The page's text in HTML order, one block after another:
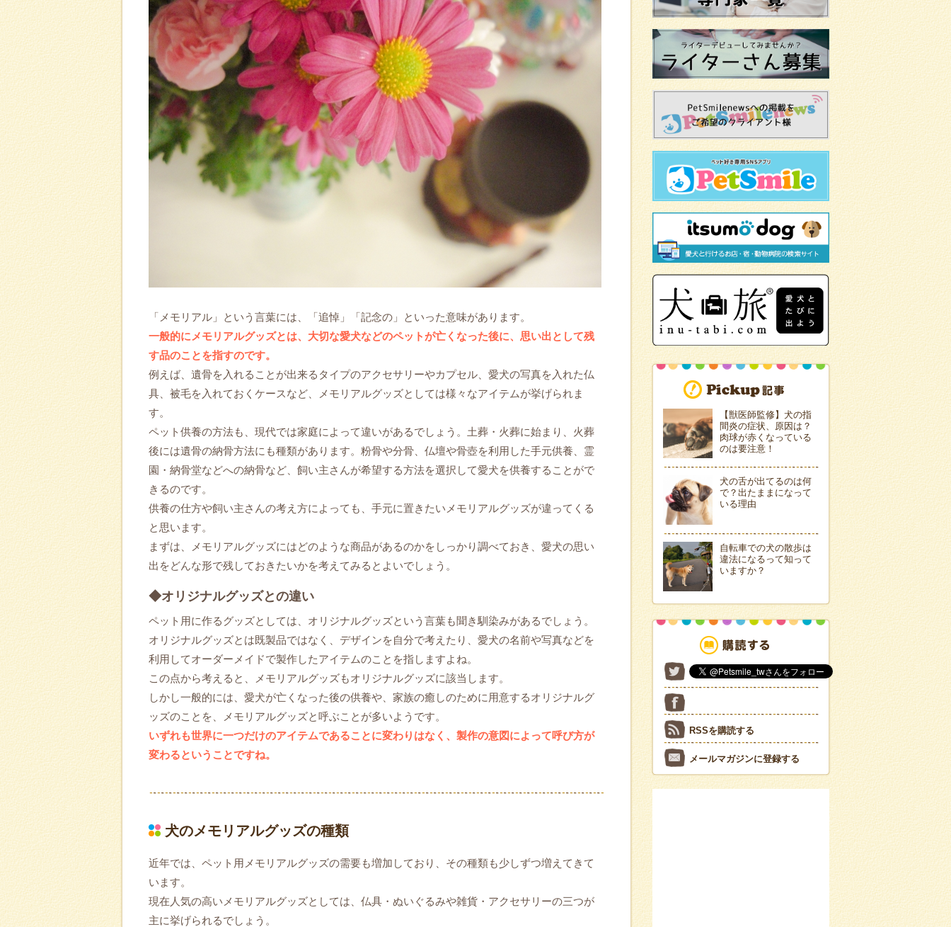
「メモリアル」という言葉には、「追悼」「記念の」といった意味があります。
一般的にメモリアルグッズとは、大切な愛犬などのペットが亡くなった後に、思い出として残
す品のことを指すのです。
例えば、遺骨を入れることが出来るタイプのアクセサリーやカプセル、愛犬の写真を入れた仏
具、被毛を入れておくケースなど、メモリアルグッズとしては様々なアイテムが挙げられま
す。
ペット供養の方法も、現代では家庭によって違いがあるでしょう。土葬・火葬に始まり、火葬
後には遺骨の納骨方法にも種類があります。粉骨や分骨、仏壇や骨壺を利用した手元供養、霊
園・納骨堂などへの納骨など、飼い主さんが希望する方法を選択して愛犬を供養することがで
きるのです。
供養の仕方や飼い主さんの考え方によっても、手元に置きたいメモリアルグッズが違ってくる
と思います。
まずは、メモリアルグッズにはどのような商品があるのかをしっかり調べておき、愛犬の思い
出をどんな形で残しておきたいかを考えてみるとよいでしょう。
◆オリジナルグッズとの違い
ペット用に作るグッズとしては、オリジナルグッズという言葉も聞き馴染みがあるでしょう。
オリジナルグッズとは既製品ではなく、デザインを自分で考えたり、愛犬の名前や写真などを
利用してオーダーメイドで製作したアイテムのことを指しますよね。
この点から考えると、メモリアルグッズもオリジナルグッズに該当します。
しかし一般的には、愛犬が亡くなった後の供養や、家族の癒しのために用意するオリジナルグ
ッズのことを、メモリアルグッズと呼ぶことが多いようです。
いずれも世界に一つだけのアイテムであることに変わりはなく、製作の意図によって呼び方が
変わるということですね。
犬のメモリアルグッズの種類
近年では、ペット用メモリアルグッズの需要も増加しており、その種類も少しずつ増えてきて
います。
現在人気の高いメモリアルグッズとしては、仏具・ぬいぐるみや雑貨・アクセサリーの三つが
主に挙げられるでしょう。
【獣医師監修】犬の指
間炎の症状、原因は？
肉球が赤くなっている
のは要注意！
犬の舌が出てるのは何
で？出たままになって
いる理由
自転車での犬の散歩は
違法になるって知って
いますか？
RSSを購読する
メールマガジンに登録する